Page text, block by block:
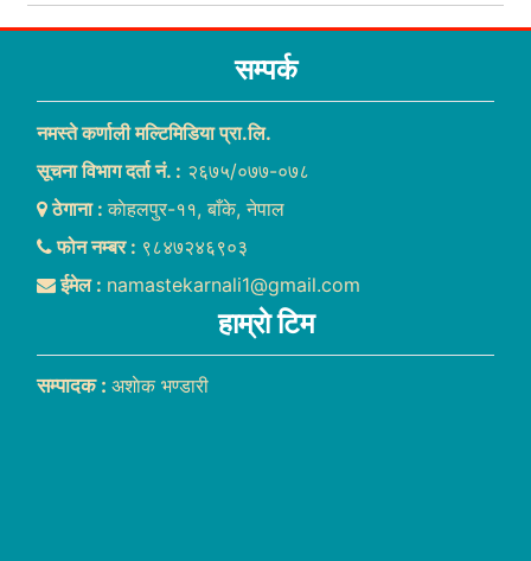
सम्पर्क
नमस्ते कर्णाली मल्टिमिडिया प्रा.लि.
सूचना विभाग दर्ता नं. : २६७५/०७७-०७८
ठेगाना :काेहलपुर-११, बाँके, नेपाल
फोन नम्बर : ९८४७२४६९०३
ईमेल : namastekarnali1@gmail.com
हाम्राे टिम
सम्पादक : अशाेक भण्डारी